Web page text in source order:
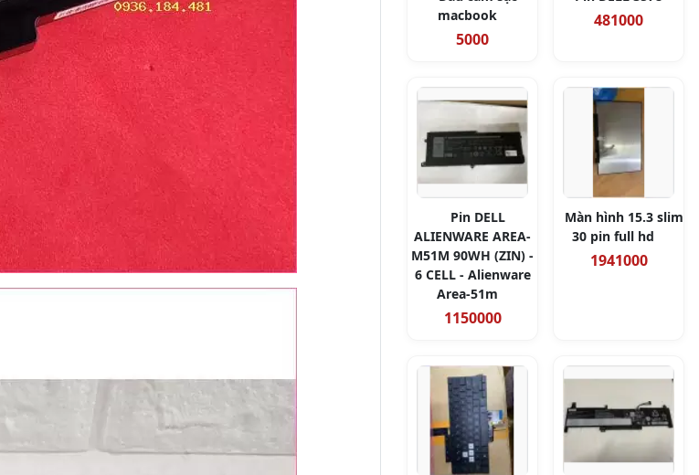
macbook
5000
481000
Pin DELL
ALIENWARE AREA-
M51M 90WH (ZIN) -
6 CELL - Alienware
Area-51m
1150000
Màn hình 15.3 slim
30 pin full hd
1941000